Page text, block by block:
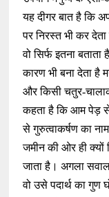
यह दीगर बात है कि
पर निरस्त भी कर
वो सिर्फ इतना
कारण भी बना देता है
और किसी चतुर-
कहता है कि आम पेड़ से
से गुरुत्वाकर्षण का
जमीन की ओर ही क्यों
जाता है। अगला सवाल
वो उसे पदार्थ का गुण